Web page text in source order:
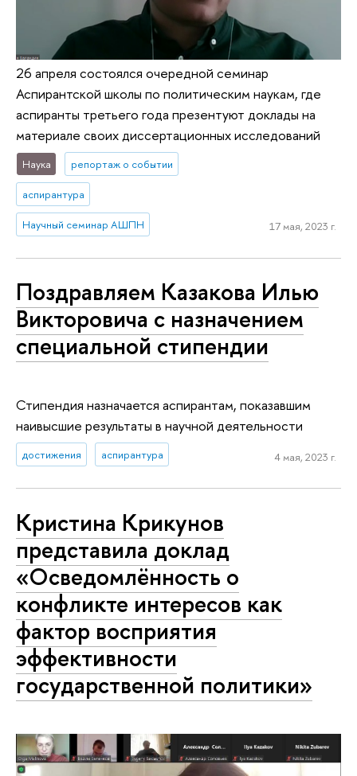
26 апреля состоялся очередной семинар
Аспирантской школы по политическим наукам, где
аспиранты третьего года презентуют доклады на
материале своих диссертационных исследований
Наука репортаж о событии
аспирантура
Научный семинар АШПН 17 мая, 2023 г.
Поздравляем Казакова Илью
Викторовича с назначением
специальной стипендии
Стипендия назначается аспирантам, показавшим
наивысшие результаты в научной деятельности
достижения аспирантура 4 мая, 2023 г.
Кристина Крикунов
представила доклад
«Осведомлённость о
конфликте интересов как
фактор восприятия
эффективности
государственной политики»